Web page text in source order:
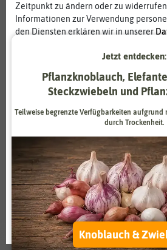
Vergrößern durch
Liebesbaum /
4,75 €
*
* inkl. 7% MwSt. zzgl.
Zeitpunkt zu ändern oder zu
Informationen zur Verwendung
den Diensten erklären wir in unserer
Zahlungsdienstleister
Weitere Einstellungen
Alle akzeptieren
Alle ablehnen
Auswahl
Jetzt entdecken:
Pflanzknoblauch,
Steckzwiebeln und
Teilweise begrenzte Verfügbarkeiten aufgrund
durch Trockenheit.
Knoblauch &